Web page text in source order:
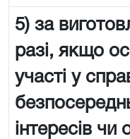
5) за
разі, якщо
участі у
інтересів чи